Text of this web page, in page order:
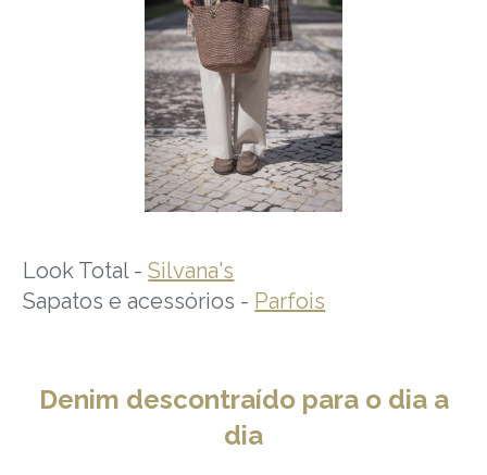
Look Total -Silvana's
Sapatos e acessórios - Parfois
Denim descontraído para o dia a
dia